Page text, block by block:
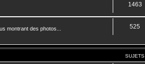
1463
montrant des photos...
525
SUJETS